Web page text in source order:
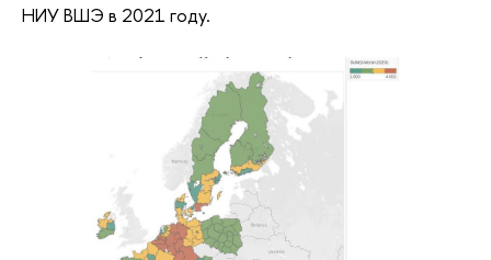
НИУ ВШЭ в 2021 году.